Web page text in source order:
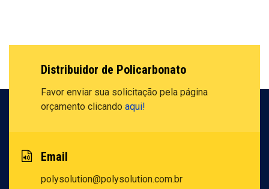
Distribuidor de Policarbonato
Favor enviar sua solicitação pela página
orçamento clicando aqui!
Email
polysolution@polysolution.com.br